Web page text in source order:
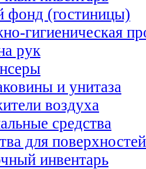
фонд (гостиницы)
гигиеническая
рук
и унитаза
воздуха
средства
для поверхностей
инвентарь